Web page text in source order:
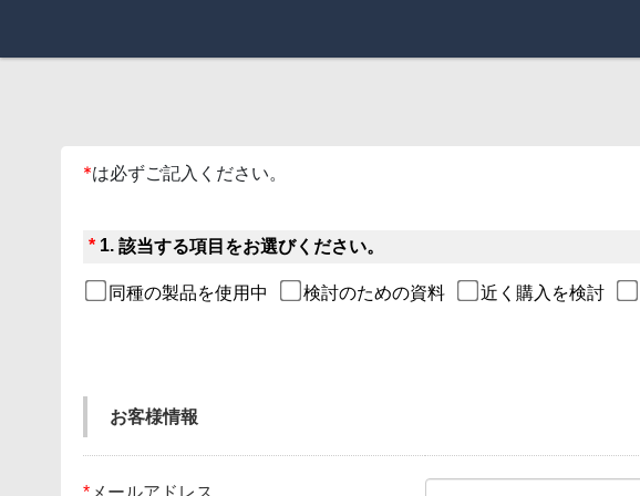
*は必ずご記入ください。
* 1. 該当する項目をお選びください。
同種の製品を使用中 検討のための資料 近く購入を検討
お客様情報
* メールアドレス